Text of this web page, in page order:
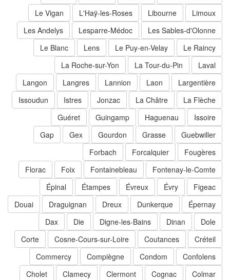
Limoux
Libourne
L'Haÿ-les-Roses
Le Vigan
Les Sables-d'Olonne
Lesparre-Médoc
Les Andelys
Le Raincy
Le Puy-en-Velay
Lens
Le Blanc
Laval
La Tour-du-Pin
La Roche-sur-Yon
Largentière
Laon
Lannion
Langres
Langon
La Flèche
La Châtre
Jonzac
Istres
Issoudun
Issoire
Haguenau
Guingamp
Guéret
Guebwiller
Grasse
Gourdon
Gap
Fougères
Forcalquier
Forbach
Fontenay-le-Comte
Fontainebleau
Foix
Florac
Figeac
Évry
Évreux
Étampes
Épinal
Épernay
Dunkerque
Dreux
Draguignan
Douai
Dole
Dinan
Digne-les-Bains
Créteil
Coutances
Cosne-Cours-sur-Loire
Corte
Confolens
Condom
Compiègne
Commercy
Colmar
Cognac
Clermont
Clamecy
Cholet